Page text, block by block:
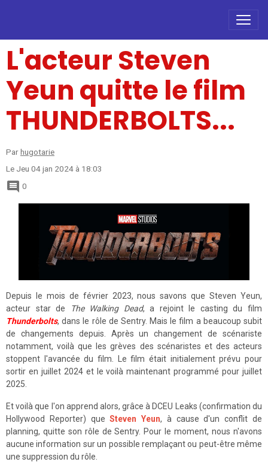
L'acteur Steven
Yeun quitte le film
THUNDERBOLTS...
Parhugotarie
Le Jeu 04 jan 2024 à 18:03
0
Depuis le mois de février 2023, nous savons que Steven Yeun,
acteur star de
The Walking Dead, a rejoint le casting du film
Thunderbolts, dans le rôle de Sentry. Mais le film a beaucoup subit
de changements depuis. Après un changement de scénariste
notamment, voilà que les grèves des scénaristes et des acteurs
stoppent l'avancée du film. Le film était initialement prévu pour
sortir en juillet 2024 et le voilà maintenant programmé pour juillet
2025.
Et voilà que l'on apprend alors, grâce à DCEU Leaks (confirmation du
Hollywood Reporter) queSteven Yeun, à cause d'un conflit de
planning, quitte son rôle de Sentry. Pour le moment, nous n'avons
aucune information sur un possible remplaçant ou peut-être même
une suppression du rôle.